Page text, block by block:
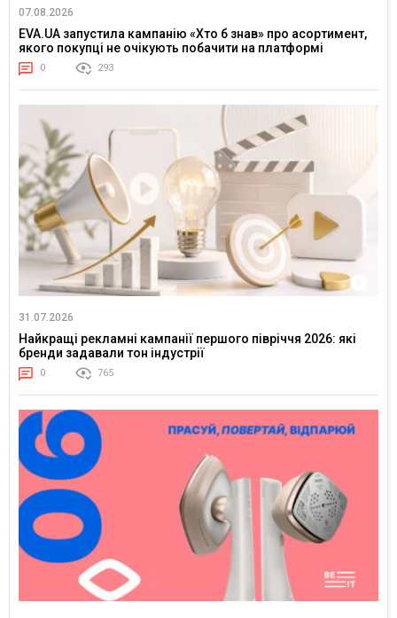
07.08.2026
EVA.UA запустила кампанію «Хто б знав» про асортимент,
якого покупці не очікують побачити на платформі
0 293
31.07.2026
Найкращі рекламні кампанії першого півріччя 2026: які
бренди задавали тон індустрії
0 765